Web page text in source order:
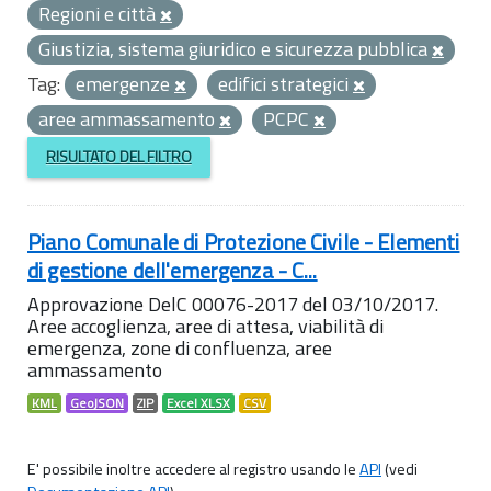
Regioni e città
Giustizia, sistema giuridico e sicurezza pubblica
Tag: emergenze
edifici strategici
aree ammassamento
PCPC
RISULTATO DEL FILTRO
Piano Comunale di Protezione Civile - Elementi
di gestione dell'emergenza - C...
Approvazione DelC 00076-2017 del 03/10/2017.
Aree accoglienza, aree di attesa, viabilità di
emergenza, zone di confluenza, aree
ammassamento
KML GeoJSON ZIP Excel XLSX CSV
E' possibile inoltre accedere al registro usando leAPI(vedi